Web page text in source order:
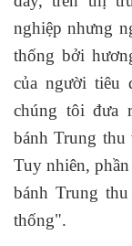
nghiệp nhưng
thống bởi
của người tiêu
chúng tôi đưa
bánh Trung thu
Tuy nhiên,
bánh Trung
thống".